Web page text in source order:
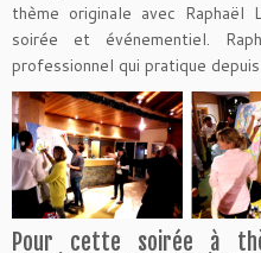
thème originale avec
soirée et événementiel.
professionnel qui pratique
Pour cette soirée à